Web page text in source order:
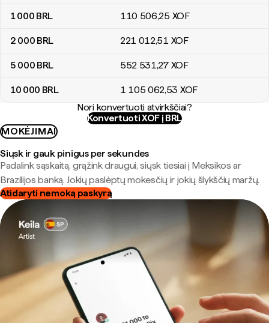
1 000 BRL 110 506,25 XOF
2 000 BRL 221 012,51 XOF
5 000 BRL 552 531,27 XOF
10 000 BRL 1 105 062,53 XOF
Nori konvertuoti atvirkščiai?
Konvertuoti XOF į BRL
MOKĖJIMAI
Siųsk ir gauk pinigus per sekundes
Padalink sąskaitą, grąžink draugui, siųsk tiesiai į Meksikos ar
Brazilijos banką. Jokių paslėptų mokesčių ir jokių šlykščių maržų.
Atidaryti nemoką paskyrą